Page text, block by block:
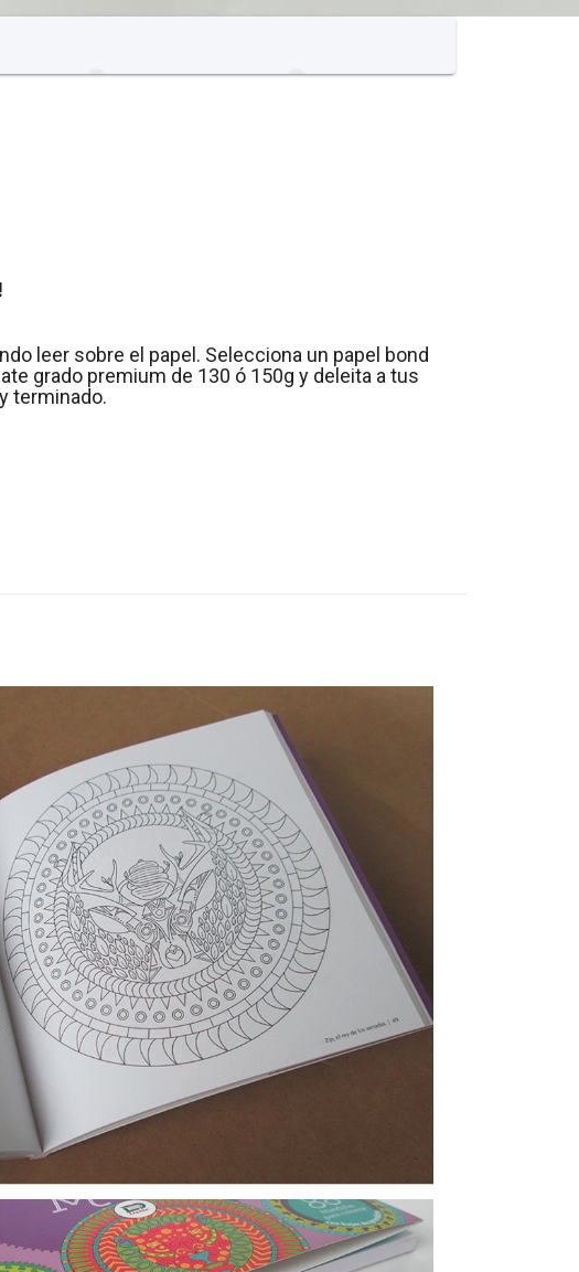
leer sobre el papel. Selecciona un papel bond
grado premium de 130 ó 150g y deleita a tus
terminado.